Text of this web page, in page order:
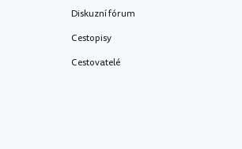
Diskuzní fórum
Cestopisy
Cestovatelé